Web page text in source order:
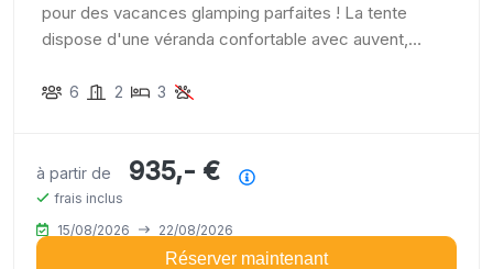
pour des vacances glamping parfaites ! La tente
dispose d'une véranda confortable avec auvent,
de deux cabines de couchage.
6 2 3
à partir de 935,- €
frais inclus
15/08/2026
22/08/2026
Réserver maintenant